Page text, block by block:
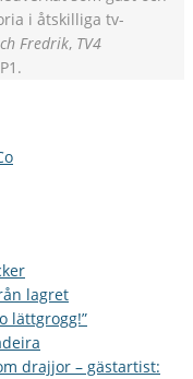
i åtskilliga tv-
Fredrik, TV4
lagret
lättgrogg!”
drajjor – gästartist: